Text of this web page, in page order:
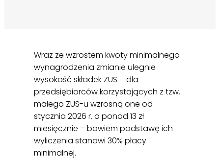
Wraz ze wzrostem kwoty minimalnego
wynagrodzenia zmianie ulegnie
wysokość składek ZUS – dla
przedsiębiorców korzystających z tzw.
małego ZUS-u wzrosną one od
stycznia 2026 r. o ponad 13 zł
miesięcznie – bowiem podstawę ich
wyliczenia stanowi 30% płacy
minimalnej.